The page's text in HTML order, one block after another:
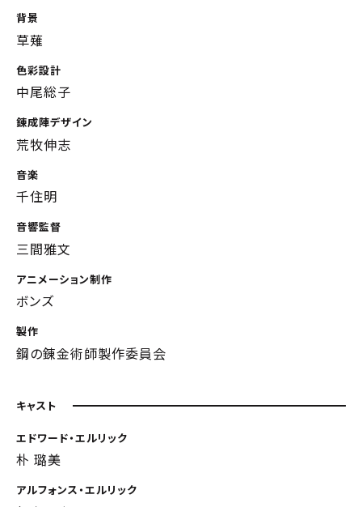
背景
草薙
色彩設計
中尾総子
錬成陣デザイン
荒牧伸志
音楽
千住明
音響監督
三間雅文
アニメーション制作
ボンズ
製作
鋼の錬金術師製作委員会
キャスト
エドワード・エルリック
朴 璐美
アルフォンス・エルリック